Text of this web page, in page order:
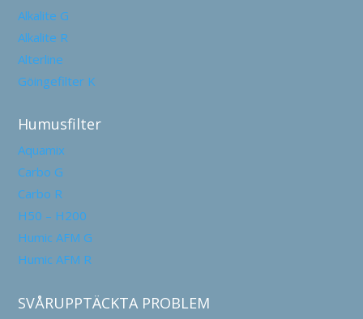
Alkalite G
Alkalite R
Alterline
Göingefilter K
Humusfilter
Aquamix
Carbo G
Carbo R
H50 – H200
Humic AFM G
Humic AFM R
SVÅRUPPTÄCKTA PROBLEM